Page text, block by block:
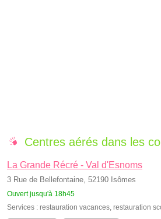
Centres aérés dans les
La Grande Récré - Val d'Esnoms
3 Rue de Bellefontaine, 52190 Isômes
Ouvert jusqu'à 18h45
Services : restauration vacances restauration